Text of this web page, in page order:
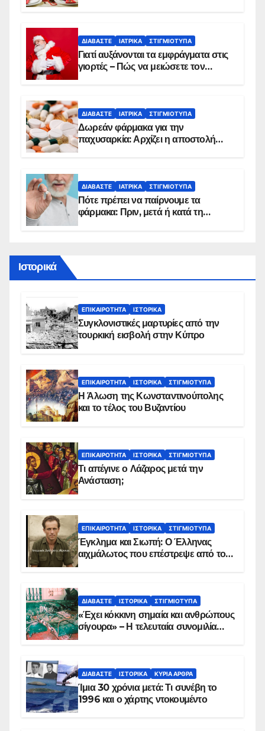
ΔΙΑΒΆΣΤΕ ΙΑΤΡΙΚΆ ΣΤΙΓΜΙΌΤΥΠΑ
Γιατί αυξάνονται τα εμφράγματα στις
γιορτές – Πώς να μειώσετε τον
ΔΙΑΒΆΣΤΕ ΙΑΤΡΙΚΆ ΣΤΙΓΜΙΌΤΥΠΑ
Δωρεάν φάρμακα για την
παχυσαρκία: Αρχίζει η αποστολή
ΔΙΑΒΆΣΤΕ ΙΑΤΡΙΚΆ ΣΤΙΓΜΙΌΤΥΠΑ
Πότε πρέπει να παίρνουμε τα
φάρμακα: Πριν, μετά ή κατά τη
Ιστορικά
ΕΠΙΚΑΙΡΌΤΗΤΑ ΙΣΤΟΡΙΚΆ
Συγκλονιστικές μαρτυρίες από την
τουρκική εισβολή στην Κύπρο
ΕΠΙΚΑΙΡΌΤΗΤΑ ΙΣΤΟΡΙΚΆ ΣΤΙΓΜΙΌΤΥΠΑ
Η Άλωση της Κωνσταντινούπολης
και το τέλος του Βυζαντίου
ΕΠΙΚΑΙΡΌΤΗΤΑ ΙΣΤΟΡΙΚΆ ΣΤΙΓΜΙΌΤΥΠΑ
Τι απέγινε ο Λάζαρος μετά την
Ανάσταση;
ΕΠΙΚΑΙΡΌΤΗΤΑ ΙΣΤΟΡΙΚΆ ΣΤΙΓΜΙΌΤΥΠΑ
Έγκλημα και Σιωπή: Ο Έλληνας
αιχμάλωτος που επέστρεψε από το
ΔΙΑΒΆΣΤΕ ΙΣΤΟΡΙΚΆ ΣΤΙΓΜΙΌΤΥΠΑ
«Έχει κόκκινη σημαία και ανθρώπους
σίγουρα» – Η τελευταία συνομιλία
ΔΙΑΒΆΣΤΕ ΙΣΤΟΡΙΚΆ ΚΥΡΙΑ ΑΡΘΡΑ
Ίμια 30 χρόνια μετά: Τι συνέβη το
1996 και ο χάρτης ντοκουμέντο